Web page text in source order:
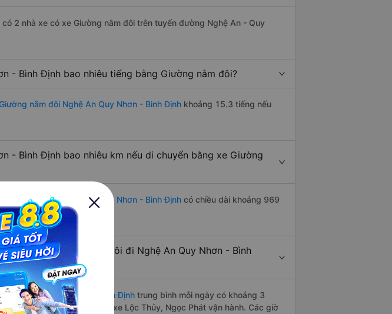
2 nhà xe có xe Giường nằm đôi trên tuyến đường Nghệ An - Quy
- Bình Định bao nhiêu tiếng bằng Giường nằm đôi?
nằm đôi Nghệ An Quy Nhơn - Bình Định khoảng 15.3 tiếng nếu
- Bình Định bao nhiêu km nếu di chuyển bằng xe Giường
nằm đôi đi Nghệ An Quy Nhơn - Bình Định có chiều dài khoảng 969
xe Giường nằm đôi đi Nghệ An Quy Nhơn - Bình
Nghệ An Quy Nhơn - Bình Định trung bình mỗi ngày có khoảng 3
đến 22:30 bởi 2 nhà xe: xe Lộc Thủy, Ngọc Phát vận hành. Các giờ